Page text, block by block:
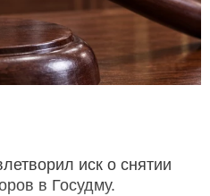
иск о снятии
в Госудму.